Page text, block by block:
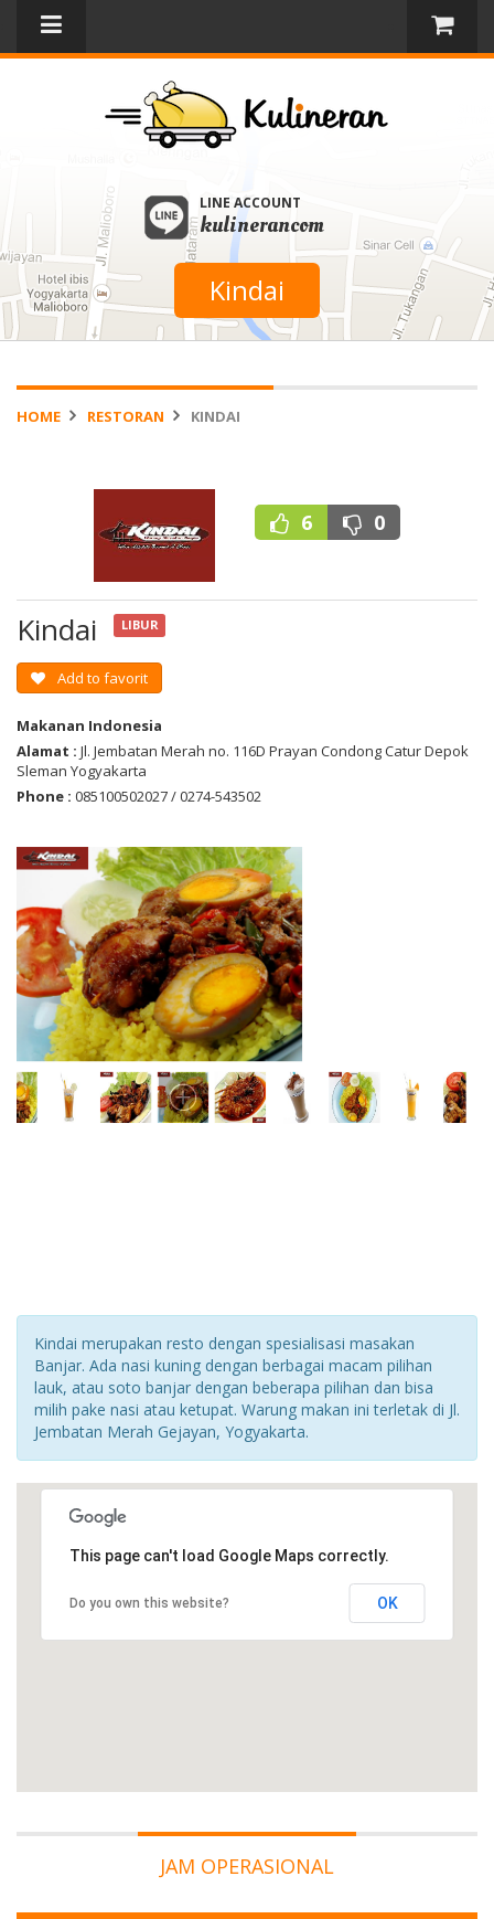
LINE ACCOUNT
kulinerancom
Kindai
HOME RESTORAN KINDAI
6 0
Kindai LIBUR
Add to favorit
Makanan Indonesia
Alamat : Jl. Jembatan Merah no. 116D Prayan Condong Catur Depok
Sleman Yogyakarta
Phone : 085100502027 / 0274-543502
Kindai merupakan resto dengan spesialisasi masakan
Banjar. Ada nasi kuning dengan berbagai macam pilihan
lauk, atau soto banjar dengan beberapa pilihan dan bisa
milih pake nasi atau ketupat. Warung makan ini terletak di Jl.
Jembatan Merah Gejayan, Yogyakarta.
This page can't load Google Maps correctly.
Do you own this website? OK
JAM OPERASIONAL